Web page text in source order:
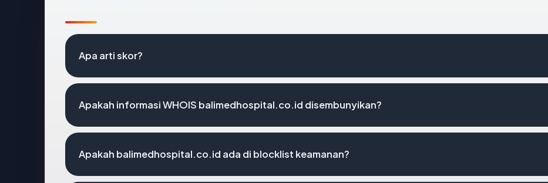
Apa arti skor?
Apakah informasi WHOIS balimedhospital.co.id disembunyikan?
Apakah balimedhospital.co.id ada di blocklist keamanan?